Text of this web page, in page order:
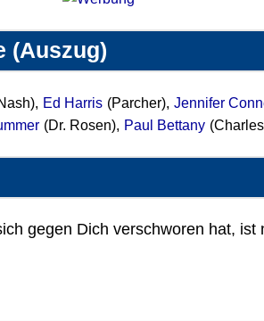
(Auszug)
Ed Harris (Parcher), Jennifer
(Dr. Rosen), Paul Bettany
gegen Dich verschworen hat, ist